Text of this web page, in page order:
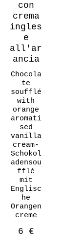
con
crema
ingles
e
all'ar
ancia
Chocola
te
soufflé
with
orange
aromati
sed
vanilla
cream-
Schokol
adensou
fflé
mit
Englisc
he
Orangen
creme
6 €